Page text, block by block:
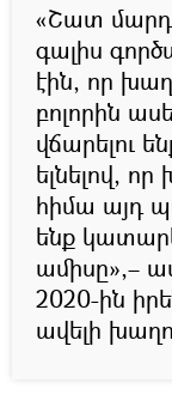
«Շատ
գալիս
էին, որ
բոլորին
վճարելու
ելնելով,
հիմա այդ
ենք
ամիսը»,–
2020-ին
ավելի